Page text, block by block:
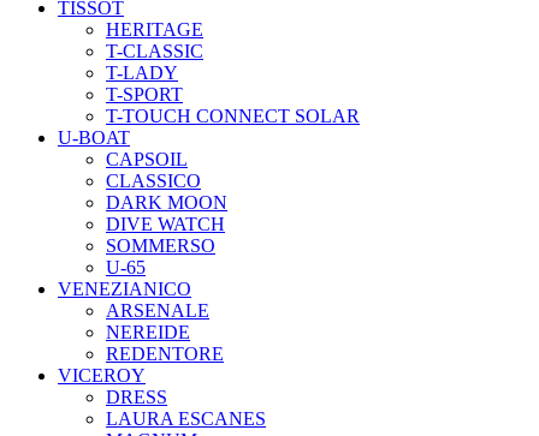
TISSOT
HERITAGE
T-CLASSIC
T-LADY
T-SPORT
T-TOUCH CONNECT SOLAR
U-BOAT
CAPSOIL
CLASSICO
DARK MOON
DIVE WATCH
SOMMERSO
U-65
VENEZIANICO
ARSENALE
NEREIDE
REDENTORE
VICEROY
DRESS
LAURA ESCANES